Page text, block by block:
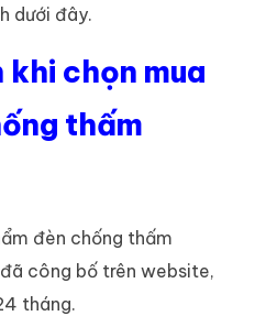
dưới đây.
chọn mua
thấm
đèn chống thấm
công bố trên website,
tháng.